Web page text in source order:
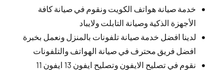
خدمة صيانة هواتف الكويت ونقوم في صيانة كافة
الأجهزة الذكية وصيانة التابلت ولايباد
لدينا افضل خدمة صيانة تلفونات بالمنزل ونعمل بخبرة
افضل فريق محترف في صيانة الهواتف والتلفونات
نقوم في تصليح الايفون وتصليح ايفون 13 ايفون 11